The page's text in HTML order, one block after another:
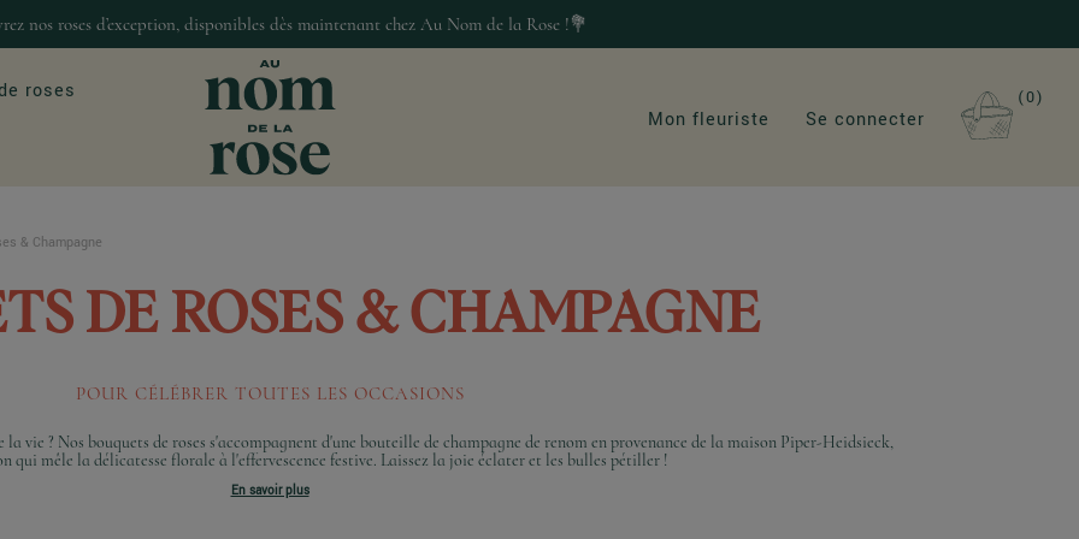
nos roses d’exception, disponibles dès maintenant chez Au Nom de la Rose !💐
Décoration
Bougies et senteur
roses
Mon fleuriste Se connecter
0
& Champagne
DE ROSES & CHAMPAGNE
POUR CÉLÉBRER TOUTES LES OCCASIONS
vie ? Nos bouquets de roses s'accompagnent d'une bouteille de champagne de renom en provenance de la maison Piper-Heidsieck,
qui mêle la délicatesse florale à l'effervescence festive. Laissez la joie éclater et les bulles pétiller !
En savoir plus